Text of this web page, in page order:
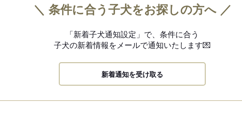
＼ 条件に合う子犬をお探しの方へ ／
「新着子犬通知設定」で、 条件に合う
子犬の新着情報をメールで通知いたします💌
新着通知を受け取る